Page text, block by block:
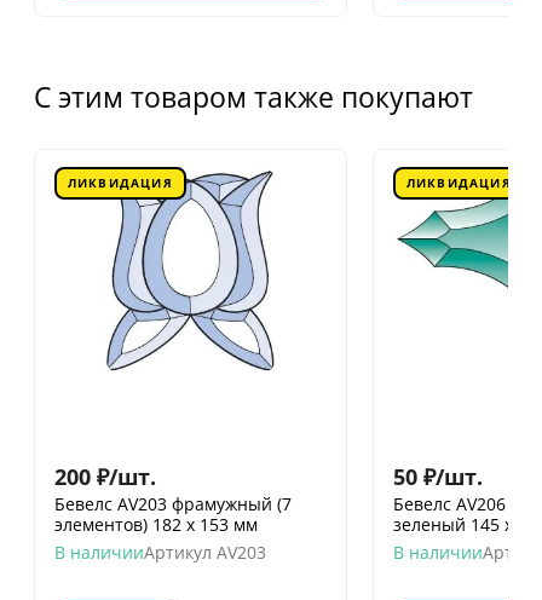
С этим товаром также покупают
ЛИКВИДАЦИЯ
200 ₽/шт.
Бевелс AV203 фрамужный (7
элементов) 182 х 153 мм
В наличииАртикул AV203
ЛИКВИДАЦИЯ
50 ₽/шт.
Бевелс AV206
зеленый 145 х
В наличии